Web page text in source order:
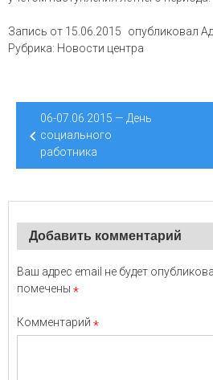
Запись от 15.06.2015 опубликовал
Рубрика: Новости центра
Навигация
записям
06-07.06.2015 — День
социального
работника
Добавить комментарий
Ваш адрес email не будет
помечены *
Комментарий *